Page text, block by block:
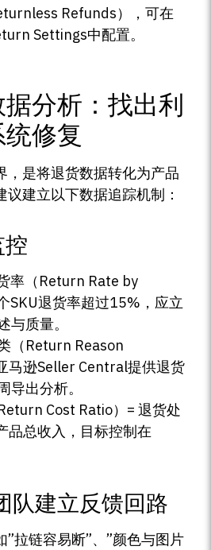
Refunds），可在
Settings中配置。
分析：找出利
修复
，是将退货数据转化为产品
建立以下数据追踪机制：
率（Return Rate by
SKU退货率超过15%，应立
与质量。
（Return Reason
马逊Seller Central提供退货
导出分析。
Cost Ratio）= 退货处
品总收入，目标控制在
队建立反馈回路
拉链容易断”、”颜色与图片